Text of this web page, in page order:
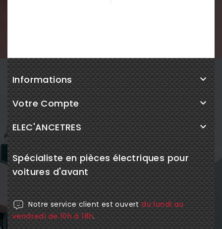
Informations 
Votre Compte 
ELEC'ANCETRES 
Spécialiste en pièces électriques pour
voitures d'avant
Notre service client est ouvertdu lundi au
vendredi de 10h à 18h.